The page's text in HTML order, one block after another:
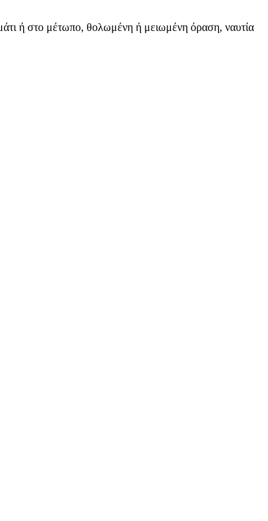
ή στο μέτωπο, θολωμένη ή μειωμένη όραση, ναυτία